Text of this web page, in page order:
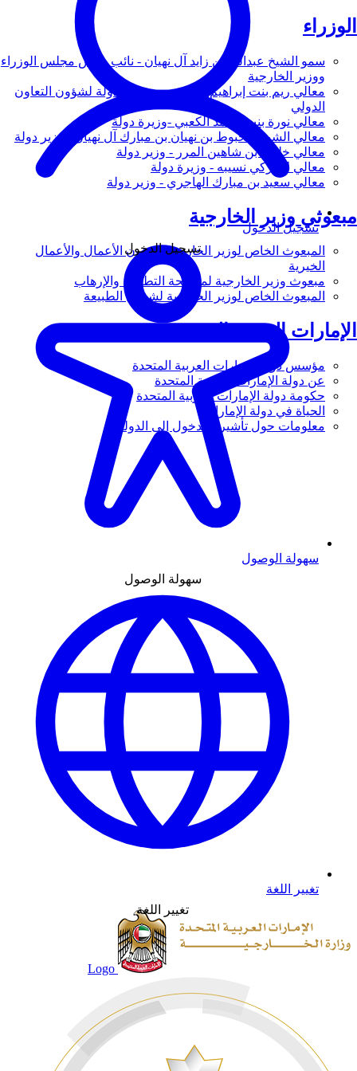
الوزراء
سمو الشيخ عبدالله بن زايد آل نهيان - نائب رئيس مجلس الوزراء
ووزير الخارجية
معالي ريم بنت إبراهيم الهاشمي - وزيرة دولة لشؤون التعاون
الدولي
معالي نورة بنت محمد الكعبي -وزيرة دولة
معالي الشيخ شخبوط بن نهيان بن مبارك آل نهيان - وزير دولة
معالي خليفة بن شاهين المرر - وزير دولة
معالي لانا زكي نسيبه - وزيرة دولة
معالي سعيد بن مبارك الهاجري - وزير دولة
مبعوثي وزير الخارجية
المبعوث الخاص لوزير الخارجية لشؤون الأعمال والأعمال
الخيرية
مبعوث وزير الخارجية لمكافحة التطرف والإرهاب
المبعوث الخاص لوزير الخارجية لشؤون الطبيعة
الإمارات العربية المتحدة
مؤسس دولة الإمارات العربية المتحدة
عن دولة الإمارات العربية المتحدة
حكومة دولة الإمارات العربية المتحدة
الحياة في دولة الإمارات
معلومات حول تأشيرة الدخول إلى الدولة
تسجيل الدخول
تسجيل الدخول
سهولة الوصول
سهولة الوصول
تغيير اللغة
تغيير اللغة
Logo